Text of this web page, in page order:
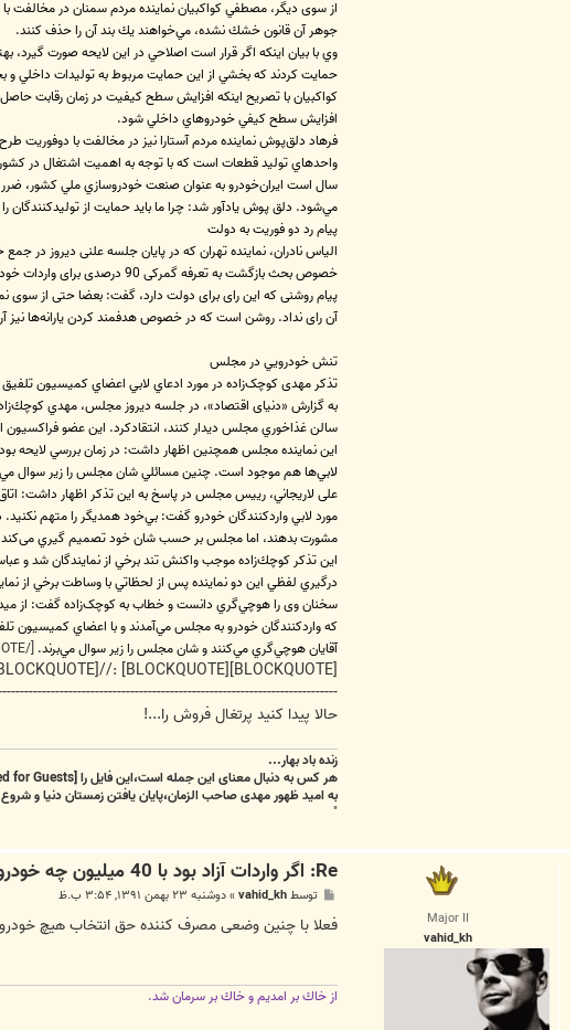
جوهر آن قانون خشك نشده، مي‌خواهند يك بند آن را حذف كنند.
وي با بيان اينكه اگر قرار است اصلاحي در اين لايحه صورت
حمايت كردند كه بخشي از اين حمايت مربوط به توليدات
كواكبيان با تصريح اينكه افزايش سطح كيفيت در زمان رقابت
افزايش سطح كيفي خودروهاي داخلي شود.
فرهاد دلق‌پوش نماينده مردم آستارا نیز در مخالفت با دوفوريت
مي‌شود. دلق پوش يادآور شد: چرا ما بايد حمايت از توليدكنندگان
پیام رد دو فوریت به دولت
الیاس نادران، نماینده تهران که در پایان جلسه علنی دیروز در
پیام روشنی که این رای برای دولت دارد، گفت: بعضا حتی از
آن رای نداد. روشن است که در خصوص هدفمند کردن یارانه‌ها نیز
تنش خودرويي در مجلس
تذكر مهدی کوچک‌زاده در مورد ادعاي لابي اعضاي كميسيون
به گزارش «دنیای اقتصاد»، در جلسه دیروز مجلس، مهدي
سالن غذاخوري مجلس ديدار كنند، انتقادكرد. این عضو فراكسيون
اين نماينده مجلس همچنين اظهار داشت: در زمان بررسي لايحه
لابي‌ها هم موجود است. چنين مسائلي شان مجلس را زير سوال
علی لاريجاني، رییس مجلس در پاسخ به اين تذكر اظهار داشت:
مورد لابي وارد‌كنندگان خودرو گفت: بي‌خود همديگر را متهم
مشورت بدهند، اما مجلس بر حسب شان خود تصميم گيري
اين تذكر كوچك‌زاده موجب واكنش تند برخي از نمايندگان شد و
درگيري لفظي اين دو نماينده پس از لحظاتي با وساطت برخي از
آقايان هوچي‌گري مي‌كنند و شان مجلس را زير سوال مي‌برند. [/BLOCKQUOTE][/BLOCKQUOTE]
[BLOCKQUOTE][BLOCKQUOTE] ://www.donya-e-eqtesad.com/Default_view.asp?@= [/BLOCKQUOTE][/BLOCKQUOTE]
حالا پیدا کنید پرتغال فروش را...!
زنده باد بهار...
هر کس به دنبال معنای این جمله است،این فایل را[External Link Removed for Guests]
به امید ظهور مهدی صاحب الزمان،پایان یافتن زمستان دنیا و
"
Major II
vahid_kh
Re: اگر واردات آزاد بود با 40 میلیون چه خودرویی می‌شد خرید؟
ت
توسطvahid_kh
»دوشنبه ۲۳ بهمن ۱۳۹۱, ۳:۵۴ ب.ظ
فعلا با چنین وضعی مصرف کننده حق انتخاب هیچ
از خاك بر امديم و خاك بر سرمان شد.